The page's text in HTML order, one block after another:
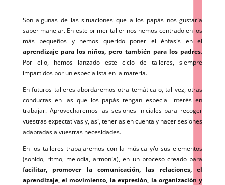
Son algunas de las situaciones que a los papás nos gustaría
saber manejar. En este primer taller nos hemos centrado en los
más pequeños y hemos querido poner el énfasis en el
aprendizaje para los niños, pero también para los padres.
Por ello, hemos lanzado este ciclo de talleres, siempre
impartidos por un especialista en la materia.
En futuros talleres abordaremos otra temática o, tal vez, otras
conductas en las que los papás tengan especial interés en
trabajar. Aprovecharemos las sesiones iniciales para recoger
vuestras expectativas y, así, tenerlas en cuenta y hacer sesiones
adaptadas a vuestras necesidades.
En los talleres trabajaremos con la música y/o sus elementos
(sonido, ritmo, melodía, armonía), en un proceso creado para
facilitar, promover la comunicación, las relaciones, el
aprendizaje, el movimiento, la expresión, la organización y